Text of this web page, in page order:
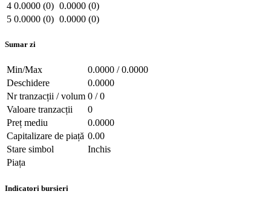
4 0.0000 (0) 0.0000 (0)
5 0.0000 (0) 0.0000 (0)
Sumar zi
Min/Max
0.0000 / 0.0000
Deschidere
0.0000
Nr tranzacții / volum 0 / 0
Valoare tranzacții
0
Preț mediu
0.0000
Capitalizare de piață 0.00
Stare simbol
Inchis
Piața
Indicatori bursieri